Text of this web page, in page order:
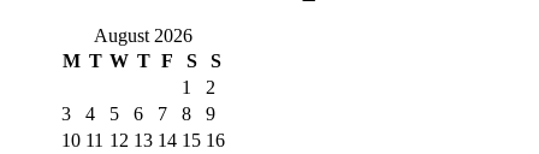
August 2026
M T W T F S
S
1
2
3
4 5 6 7 8
9
10 11 12 13 14 15 16